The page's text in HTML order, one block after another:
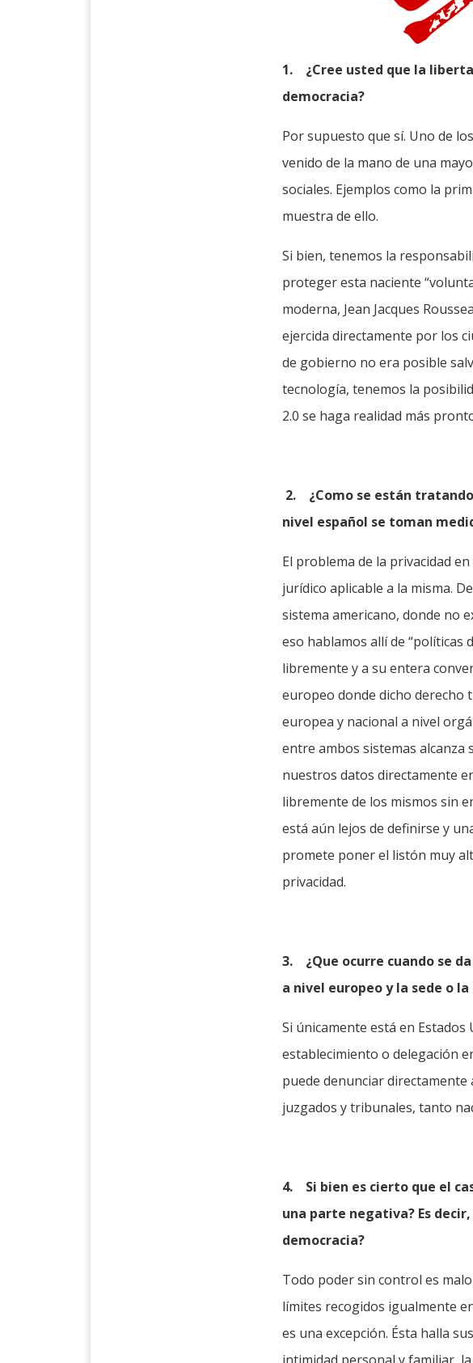
1. ¿Cree usted que la
democracia?
Por supuesto que sí. Uno de
venido de la mano de una
sociales. Ejemplos como la
muestra de ello.
Si bien, tenemos la
proteger esta naciente
moderna, Jean Jacques
ejercida directamente por los
de gobierno no era posible
tecnología, tenemos la
2.0 se haga realidad más
2. ¿Como se están
nivel español se toman
El problema de la privacidad
jurídico aplicable a la misma.
sistema americano, donde no
eso hablamos allí de “políticas
libremente y a su entera
europeo donde dicho
europea y nacional a nivel
entre ambos sistemas alcanza
nuestros datos directamente
libremente de los mismos sin
está aún lejos de definirse y
promete poner el listón muy
privacidad.
3. ¿Que ocurre cuando se
a nivel europeo y la sede o
Si únicamente está en
establecimiento o delegación
puede denunciar directamente
juzgados y tribunales, tanto
4. Si bien es cierto que el
una parte negativa? Es
democracia?
Todo poder sin control es
límites recogidos igualmente
es una excepción. Ésta halla